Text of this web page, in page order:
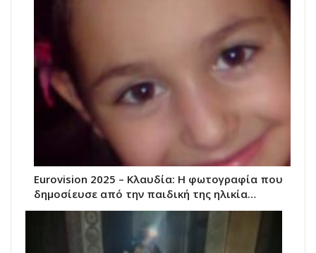
Eurovision 2025 – Κλαυδία: Η φωτογραφία που
δημοσίευσε από την παιδική της ηλικία…